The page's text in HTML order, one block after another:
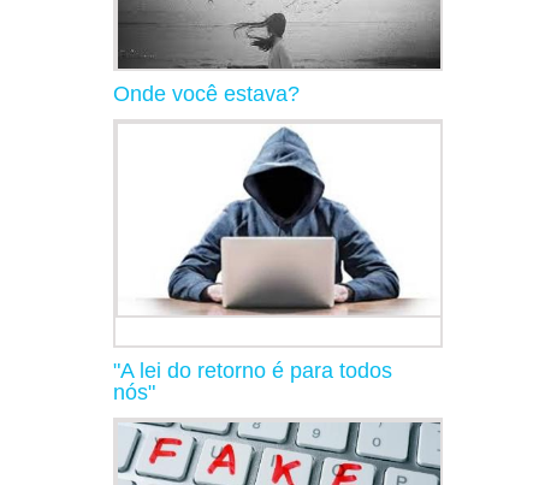
Onde você estava?
"A lei do retorno é para todos
nós"